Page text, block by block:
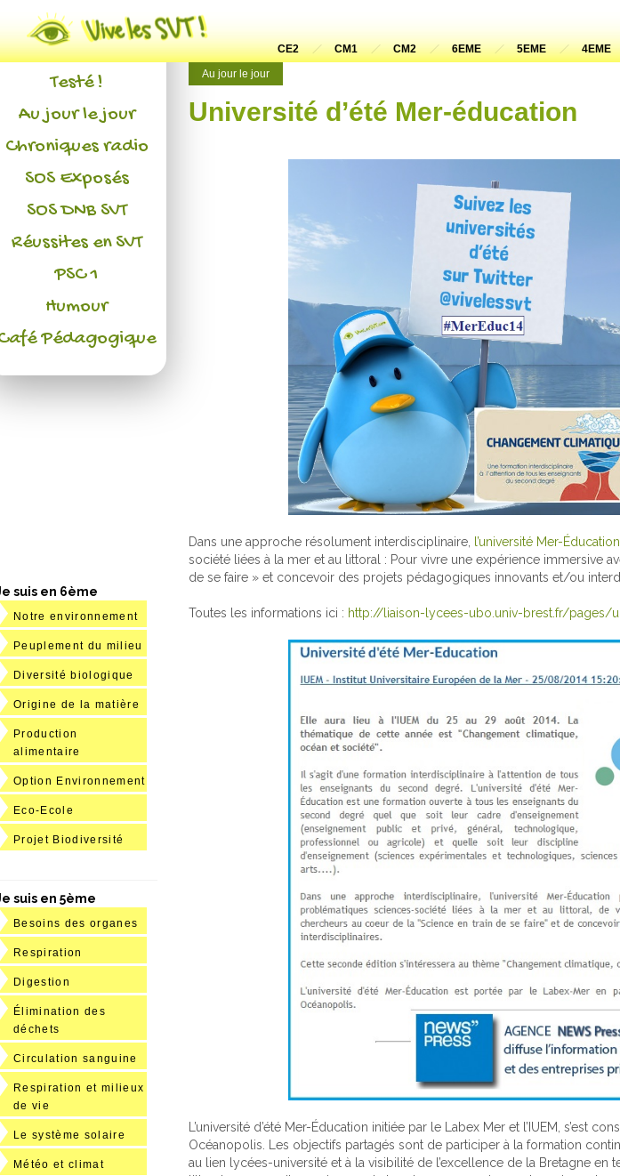
CE2 CM1 CM2 6EME 5EME 4EME
Au jour le jour
Université d’été Mer-éducation
Dans une approche résolument interdisciplinaire, l’université Mer-Éducation
société liées à la mer et au littoral : Pour vivre une expérience immersive
de se faire » et concevoir des projets pédagogiques innovants et/ou
Toutes les informations ici : http://liaison-lycees-ubo.univ-brest.fr/pages/
L’université d’été Mer-Éducation initiée par le Labex Mer et l’IUEM, s’est
Océanopolis. Les objectifs partagés sont de participer à la formation
au lien lycées-université et à la visibilité de l’excellence de la Bretagne
Actualités
L'association
Testé !
Au jour le jour
Chroniques radio
SOS Exposés
SOS DNB SVT
Réussites en SVT
PSC 1
Humour
Pédagogique
suis en 6ème
Notre environnement
Peuplement du milieu
Diversité biologique
Origine de la matière
Production
alimentaire
Option Environnement
Eco-Ecole
Projet Biodiversité
suis en 5ème
Besoins des organes
Respiration
Digestion
Élimination des
déchets
Circulation sanguine
Respiration et milieux
de vie
Le système solaire
Météo et climat